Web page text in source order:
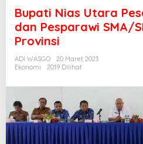
Bupati Nias Utara
dan Pesparawi SMA/
Provinsi
ADI WASGO
20 Maret 2023
Ekonomi
2019 Dilihat